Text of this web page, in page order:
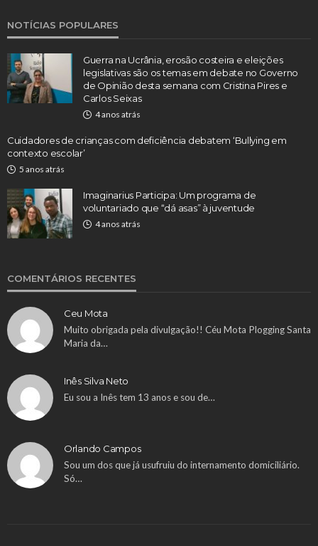
NOTÍCIAS POPULARES
Guerra na Ucrânia, erosão costeira e eleições
legislativas são os temas em debate no Governo
de Opinião desta semana com Cristina Pires e
Carlos Seixas
4 anos atrás
Cuidadores de crianças com deficiência debatem ‘Bullying em
contexto escolar’
5 anos atrás
Imaginarius Participa: Um programa de
voluntariado que “dá asas” à juventude
4 anos atrás
COMENTÁRIOS RECENTES
Ceu Mota
Muito obrigada pela divulgação!! Céu Mota Plogging Santa
Maria da…
Inês Silva Neto
Eu sou a Inês tem 13 anos e sou de…
Orlando Campos
Sou um dos que já usufruiu do internamento domiciliário.
Só…